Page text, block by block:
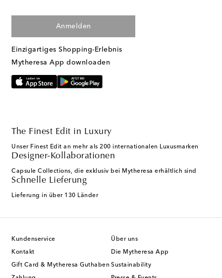
Anmelden
Einzigartiges Shopping-Erlebnis
Mytheresa App downloaden
The Finest Edit in Luxury
Unser Finest Edit an mehr als 200 internationalen Luxusmarken
Designer-Kollaborationen
Capsule Collections, die exklusiv bei Mytheresa erhältlich sind
Schnelle Lieferung
Lieferung in über 130 Länder
Kundenservice
Kontakt
Gift Card & Mytheresa Guthaben
Über uns
Die Mytheresa App
Sustainability